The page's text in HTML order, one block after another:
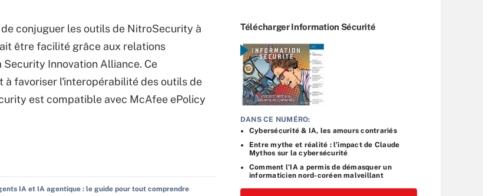
conjuguer les outils de NitroSecurity à
être facilité grâce aux relations
Innovation Alliance. Ce
favoriser l'interopérabilité des outils de
est compatible avec McAfee ePolicy
IA et IA agentique : le guide pour tout comprendre
Télécharger Information Sécurité
DANS CE NUMÉRO:
Cybersécurité & IA, les amours contrariés
Entre mythe et réalité : l’impact de Claude
Mythos sur la cybersécurité
Comment l’IA a permis de démasquer un
informaticien nord-coréen malveillant